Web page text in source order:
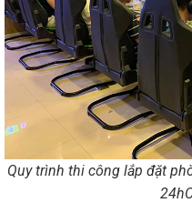
Quy trình thi công lắp đặt